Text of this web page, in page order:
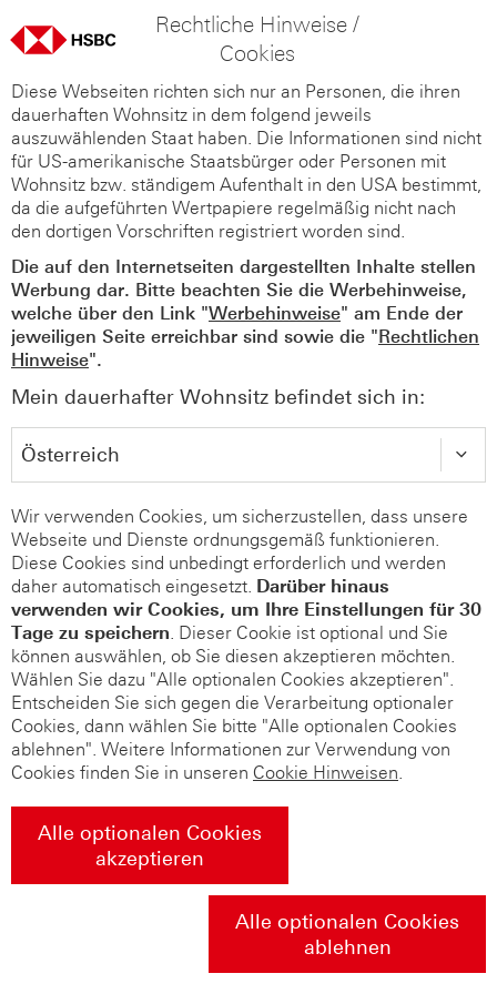
Rechtliche Hinweise /
Cookies
Diese Webseiten richten sich nur an Personen, die ihren
dauerhaften Wohnsitz in dem folgend jeweils
auszuwählenden Staat haben. Die Informationen sind nicht
für US-amerikanische Staatsbürger oder Personen mit
Wohnsitz bzw. ständigem Aufenthalt in den USA bestimmt,
da die aufgeführten Wertpapiere regelmäßig nicht nach
den dortigen Vorschriften registriert worden sind.
Die auf den Internetseiten dargestellten Inhalte stellen
Werbung dar. Bitte beachten Sie die Werbehinweise,
welche über den Link "Werbehinweise" am Ende der
jeweiligen Seite erreichbar sind sowie die "Rechtlichen
Hinweise".
Mein dauerhafter Wohnsitz befindet sich in:
Wir verwenden Cookies, um sicherzustellen, dass unsere
Webseite und Dienste ordnungsgemäß funktionieren.
Diese Cookies sind unbedingt erforderlich und werden
daher automatisch eingesetzt. Darüber hinaus
verwenden wir Cookies, um Ihre Einstellungen für 30
Tage zu speichern. Dieser Cookie ist optional und Sie
können auswählen, ob Sie diesen akzeptieren möchten.
Wählen Sie dazu "Alle optionalen Cookies akzeptieren".
Entscheiden Sie sich gegen die Verarbeitung optionaler
Cookies, dann wählen Sie bitte "Alle optionalen Cookies
ablehnen". Weitere Informationen zur Verwendung von
Cookies finden Sie in unseren Cookie Hinweisen.
Alle optionalen Cookies
akzeptieren
Alle optionalen Cookies
ablehnen